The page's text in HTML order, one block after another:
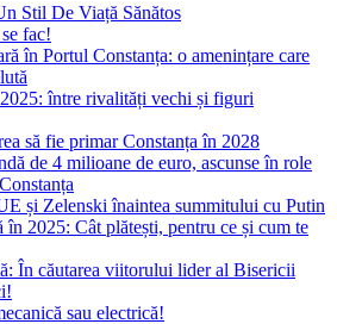
Stil De Viață Sănătos
fac!
în Portul Constanța: o amenințare care
între rivalități vechi și figuri
să fie primar Constanța în 2028
de 4 milioane de euro, ascunse în role
și Zelenski înaintea summitului cu Putin
în 2025: Cât plătești, pentru ce și cum te
În căutarea viitorului lider al Bisericii
sau electrică!